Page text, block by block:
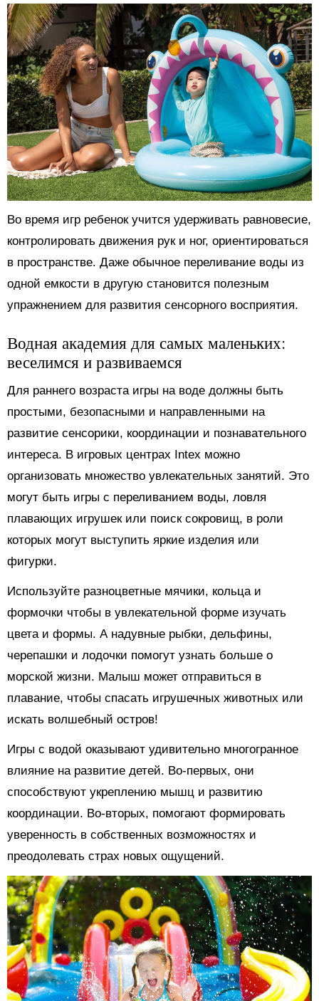
Во время игр ребенок учится удерживать равновесие,
контролировать движения рук и ног, ориентироваться
в пространстве. Даже обычное переливание воды из
одной емкости в другую становится полезным
упражнением для развития сенсорного восприятия.
Водная академия для самых маленьких:
веселимся и развиваемся
Для раннего возраста игры на воде должны быть
простыми, безопасными и направленными на
развитие сенсорики, координации и познавательного
интереса. В игровых центрах Intex можно
организовать множество увлекательных занятий. Это
могут быть игры с переливанием воды, ловля
плавающих игрушек или поиск сокровищ, в роли
которых могут выступить яркие изделия или
фигурки.
Используйте разноцветные мячики, кольца и
формочки чтобы в увлекательной форме изучать
цвета и формы. А надувные рыбки, дельфины,
черепашки и лодочки помогут узнать больше о
морской жизни. Малыш может отправиться в
плавание, чтобы спасать игрушечных животных или
искать волшебный остров!
Игры с водой оказывают удивительно многогранное
влияние на развитие детей. Во-первых, они
способствуют укреплению мышц и развитию
координации. Во-вторых, помогают формировать
уверенность в собственных возможностях и
преодолевать страх новых ощущений.